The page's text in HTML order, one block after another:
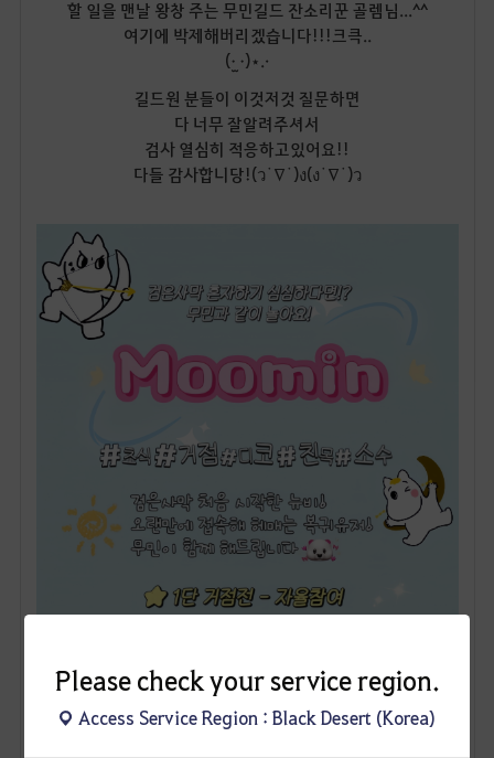
Please check your service region.
Access Service Region : Black Desert (Korea)
할 일을 맨날 왕창 주는 무민길드 잔소리꾼 골렘님...^^
여기에 박제해버리겠습니다!!!크큭..
(• ̫•)⋆.·
길드원 분들이 이것저것 질문하면
다 너무 잘알려주셔서
검사 열심히 적응하고있어요!!
다들 감사합니당!(ว˙∇˙)ง(ง˙∇˙)ว